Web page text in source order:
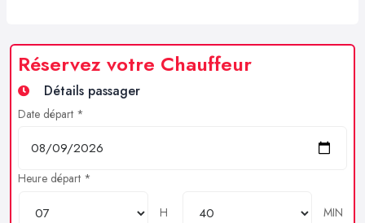
Réservez votre Chauffeur
Détails passager
Date départ *
Heure départ *
H
MIN